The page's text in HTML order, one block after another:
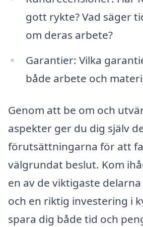
gott rykte? Vad säger
om deras arbete?
Garantier: Vilka
både arbete och
Genom att be om och
aspekter ger du dig själv
förutsättningarna för att
välgrundat beslut. Kom
en av de viktigaste
och en riktig investering i
spara dig både tid och